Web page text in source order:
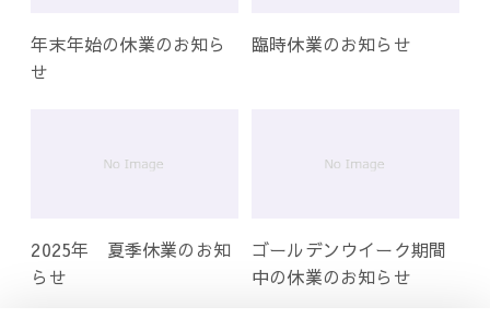
年末年始の休業のお知ら
せ
臨時休業のお知らせ
2025年 夏季休業のお知
らせ
ゴールデンウイーク期間
中の休業のお知らせ